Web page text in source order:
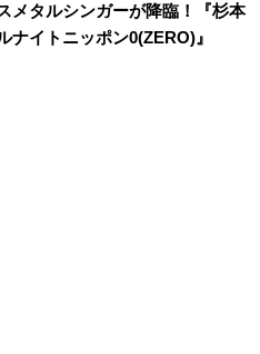
メタルシンガーが降臨！『杉本
ナイトニッポン0(ZERO)』